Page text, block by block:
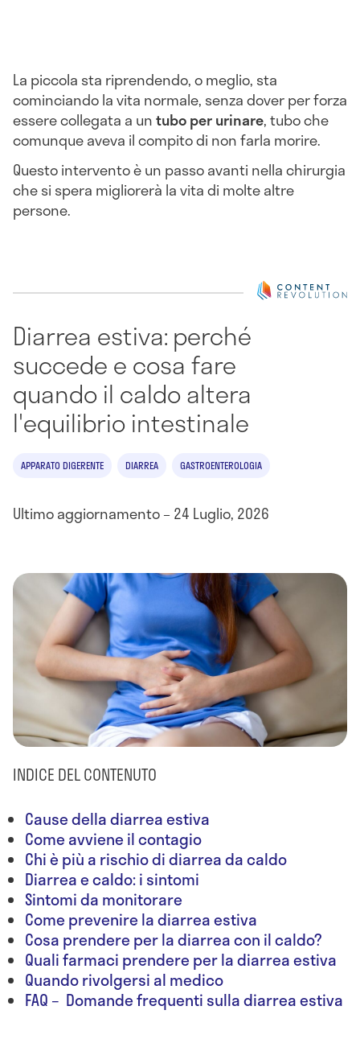
La piccola sta riprendendo, o meglio, sta
cominciando la vita normale, senza dover per forza
essere collegata a untubo per urinare, tubo che
comunque aveva il compito di non farla morire.
Questo intervento è un passo avanti nella chirurgia
che si spera migliorerà la vita di molte altre
persone.
Diarrea estiva: perché
succede e cosa fare
quando il caldo altera
l'equilibrio intestinale
APPARATO DIGERENTE DIARREA GASTROENTEROLOGIA
Ultimo aggiornamento – 24 Luglio, 2026
INDICE DEL CONTENUTO
Cause della diarrea estiva
Come avviene il contagio
Chi è più a rischio di diarrea da caldo
Diarrea e caldo: i sintomi
Sintomi da monitorare
Come prevenire la diarrea estiva
Cosa prendere per la diarrea con il caldo?
Quali farmaci prendere per la diarrea estiva
Quando rivolgersi al medico
FAQ – Domande frequenti sulla diarrea estiva